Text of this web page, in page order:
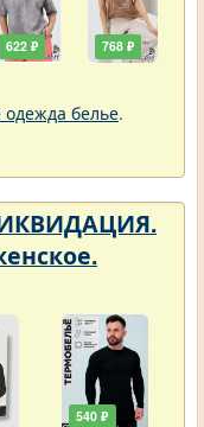
622 ₽ 768 ₽
одежда белье.
540 ₽